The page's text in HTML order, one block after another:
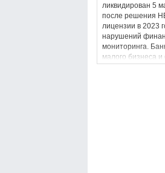
ликвидирован 5
после решения
лицензии в 2023
нарушений
мониторинга.
малого бизнеса и